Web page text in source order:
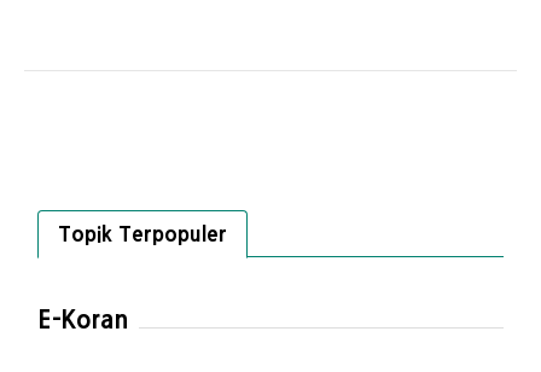
Topik Terpopuler
E-Koran